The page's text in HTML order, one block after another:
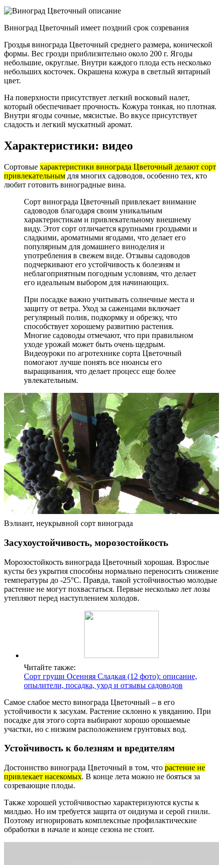
Виноград Цветочный имеет поздний срок созревания
Гроздья винограда Цветочный среднего размера, конической
формы. Вес грозди приблизительно около 200 г. Ягоды
небольшие, округлые. Внутри каждого плода есть несколько
небольших косточек. Окрашена кожура в светлый янтарный
цвет.
На поверхности присутствует легкий восковый налет,
который обеспечивает прочность. Кожура тонкая, но плотная.
Внутри ягоды сочные, мясистые. Во вкусе присутствует
сладость и легкий мускатный аромат.
Характеристики: видео
Сортовые характеристики винограда Цветочный делают сорт
привлекательным для многих садоводов, особенно тех, кто
любит готовить виноградные вина.
Сорт винограда Цветочный привлекает внимание
садоводов благодаря своим уникальным
характеристикам и привлекательному внешнему
виду. Этот сорт отличается крупными гроздьями и
сладкими, ароматными ягодами, что делает его
популярным для домашнего виноделия и
употребления в свежем виде. Отзывы садоводов
подчеркивают его устойчивость к болезням и
неблагоприятным погодным условиям, что делает
его идеальным выбором для начинающих.
При посадке важно учитывать солнечные места и
защиту от ветра. Уход за саженцами включает
регулярный полив, подкормку и обрезку, что
способствует хорошему развитию растения.
Многие садоводы отмечают, что при правильном
уходе урожай может быть очень щедрым.
Видеоуроки по агротехнике сорта Цветочный
помогают лучше понять все нюансы его
выращивания, что делает процесс еще более
увлекательным.
Вэлиант, неукрывной сорт винограда
Засухоустойчивость, морозостойкость
Морозостойкость винограда Цветочный хорошая. Взрослые
кусты без укрытия способны нормально переносить снижение
температуры до -25°С. Правда, такой устойчивостью молодые
растение не могут похвастаться. Первые несколько лет лозы
утепляют перед наступлением холодов.
Читайте также:
Сорт груши Осенняя Сладкая (12 фото): описание,
опылители, посадка, уход и отзывы садоводов
Самое слабое место винограда Цветочный – в его
устойчивости к засухам. Растение склонно к увяданию. При
посадке для этого сорта выбирают хорошо орошаемые
участки, но с низким расположением грунтовых вод.
Устойчивость к болезням и вредителям
Достоинство винограда Цветочный в том, что растение не
привлекает насекомых. В конце лета можно не бояться за
созревающие плоды.
Также хорошей устойчивостью характеризуются кусты к
милдью. Но им требуется защита от оидиума и серой гнили.
Поэтому игнорировать комплексные профилактические
обработки в начале и конце сезона не стоит.